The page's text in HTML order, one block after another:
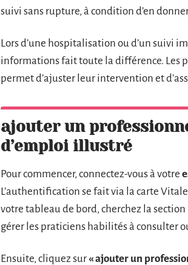
suivi sans rupture, à condition d’en donner
Lors d’une hospitalisation ou d’un suivi
informations fait toute la différence. Les
permet d’ajuster leur intervention et
ajouter un
d’emploi illustré
Pour commencer, connectez-vous à votre
L’authentification se fait via la carte
votre tableau de bord, cherchez la section
gérer les praticiens habilités à consulter
Ensuite, cliquez sur « ajouter un